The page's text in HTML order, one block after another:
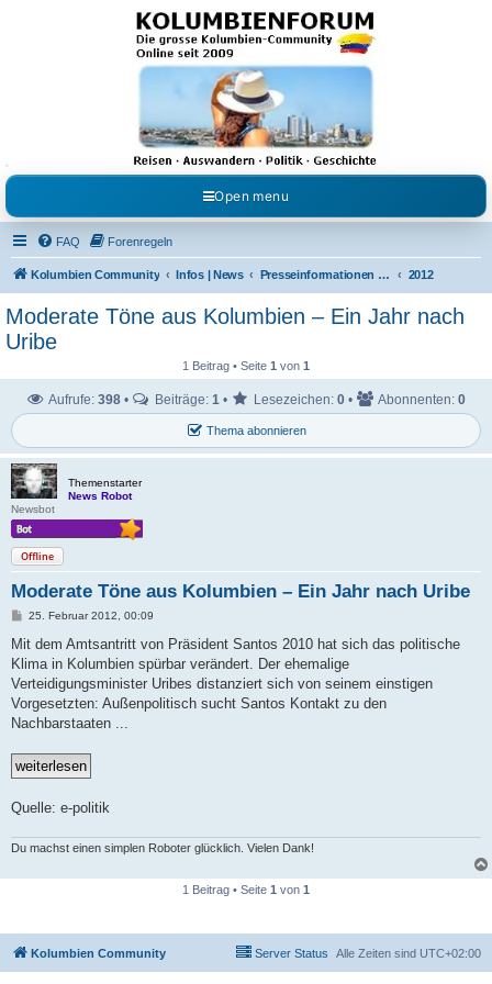
Kolumbienforum - Das
grosse Forum der
Freunde Kolumbiens
Reisen, Auswandern, Kultur, Politik, Geschichte und Visum in Kolumbien und Venezuela.
Austausch, Erfahrungen und Gemeinschaft im Kolumbienforum
Open menu
FAQ Forenregeln
Kolumbien Community Infos | News Presseinformationen & Neuigkeiten 2012
Moderate Töne aus Kolumbien – Ein Jahr nach
Uribe
1 Beitrag • Seite 1 von 1
Thema abonnieren
Aufrufe: 398 • Beiträge: 1 • Lesezeichen: 0 • Abonnenten: 0
Themenstarter
News Robot
Newsbot
Offline
Moderate Töne aus Kolumbien – Ein Jahr nach Uribe
B
i
r
a
25. Februar 2012, 00:09
Mit dem Amtsantritt von Präsident Santos 2010 hat sich das politische
Klima in Kolumbien spürbar verändert. Der ehemalige
Verteidigungsminister Uribes distanziert sich von seinem einstigen
Vorgesetzten: Außenpolitisch sucht Santos Kontakt zu den
Nachbarstaaten ...
Quelle: e-politik
Du machst einen simplen Roboter glücklich. Vielen Dank!
1 Beitrag • Seite 1 von 1
Kolumbien Community Alle Zeiten sind UTC+02:00
Server Status